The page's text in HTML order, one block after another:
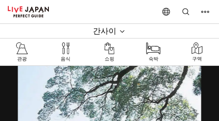
간사이
관광 음식 쇼핑 숙박 구역